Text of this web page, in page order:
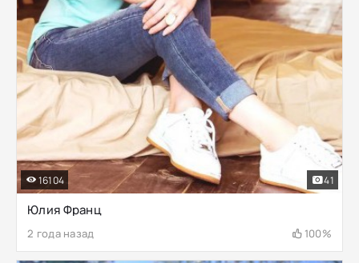
Юлия Франц
2 года назад 100%
16104 41